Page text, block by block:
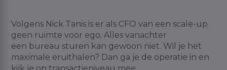
Volgens Nick Tanis is er als CFO van een scale-up
geen ruimte voor ego. Alles vanachter
een bureau sturen kan gewoon niet. Wil je het
maximale eruithalen? Dan ga je de operatie in en
kijk je op transactieniveau mee.